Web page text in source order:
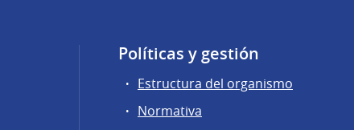
Políticas y gestión
Estructura del organismo
Normativa